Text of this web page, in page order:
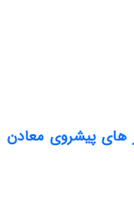
های پیشروی معادن